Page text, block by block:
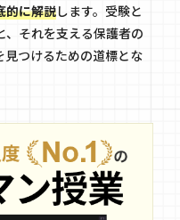
的に解説します。受験と
、それを支える保護者の
見つけるための道標とな